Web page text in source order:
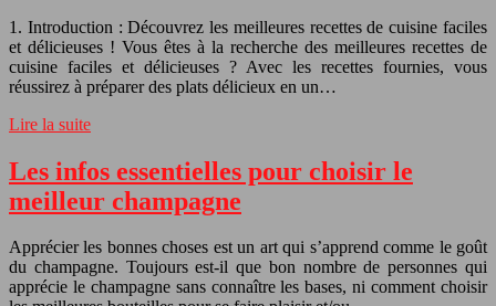
1. Introduction : Découvrez les meilleures recettes de cuisine faciles
et délicieuses ! Vous êtes à la recherche des meilleures recettes de
cuisine faciles et délicieuses ? Avec les recettes fournies, vous
réussirez à préparer des plats délicieux en un…
Lire la suite
Les infos essentielles pour choisir le
meilleur champagne
Apprécier les bonnes choses est un art qui s’apprend comme le goût
du champagne. Toujours est-il que bon nombre de personnes qui
apprécie le champagne sans connaître les bases, ni comment choisir